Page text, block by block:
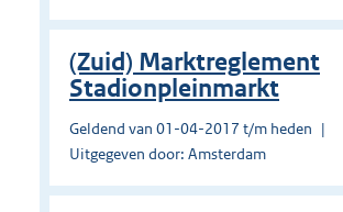
(Zuid) Marktreglement
Stadionpleinmarkt
Geldend van 01-04-2017 t/m heden
Uitgegeven door: Amsterdam